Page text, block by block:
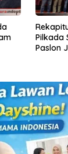
Pilkada
Paslon